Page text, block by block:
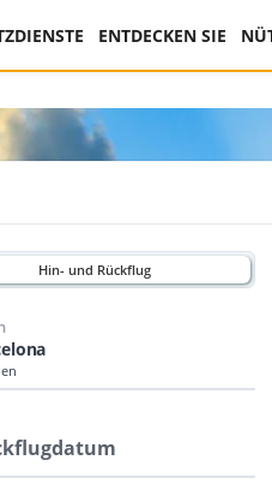
ENTDECKEN SIE
Hin- und Rückflug